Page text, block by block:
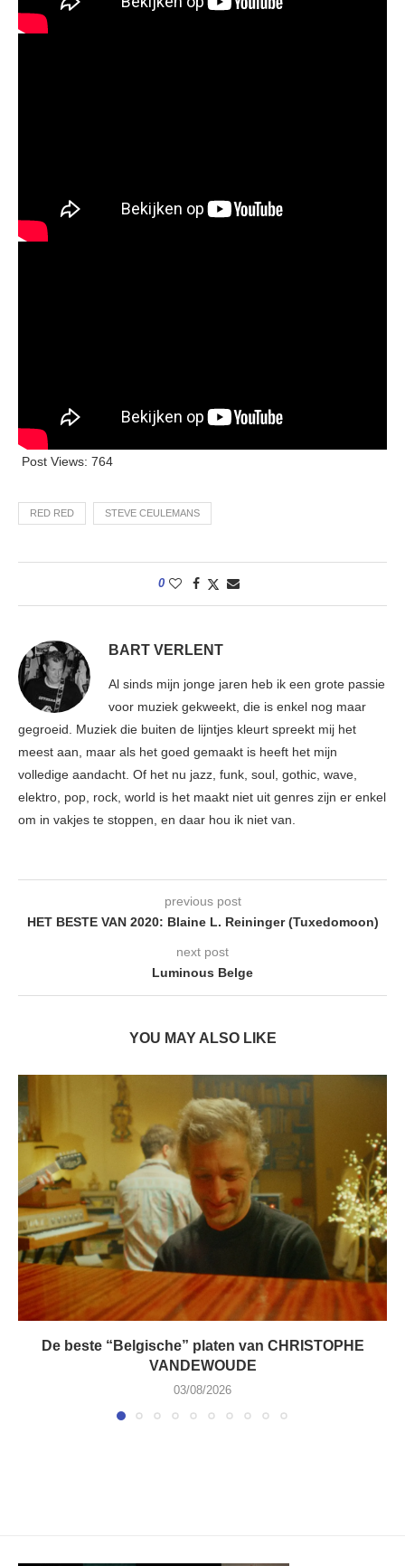
Post Views: 764
RED RED STEVE CEULEMANS
0
BART VERLENT
Al sinds mijn jonge jaren heb ik een grote passie
voor muziek gekweekt, die is enkel nog maar
gegroeid. Muziek die buiten de lijntjes kleurt spreekt mij het
meest aan, maar als het goed gemaakt is heeft het mijn
volledige aandacht. Of het nu jazz, funk, soul, gothic, wave,
elektro, pop, rock, world is het maakt niet uit genres zijn er enkel
om in vakjes te stoppen, en daar hou ik niet van.
previous post
HET BESTE VAN 2020: Blaine L. Reininger (Tuxedomoon)
next post
Luminous Belge
YOU MAY ALSO LIKE
De beste “Belgische” platen van CHRISTOPHE
VANDEWOUDE
03/08/2026